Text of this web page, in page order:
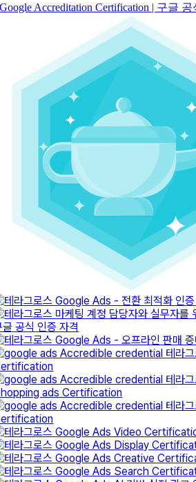
Google Accreditation Certification | 구글